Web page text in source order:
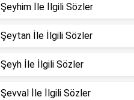
Şeyhim İle İlgili Sözler
Şeytan İle İlgili Sözler
Şeyh İle İlgili Sözler
Şevval İle İlgili Sözler